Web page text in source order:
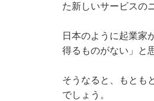
た新しいサービスの
日本のように起業家
得るものがない」と
そうなると、もとも
でしょう。